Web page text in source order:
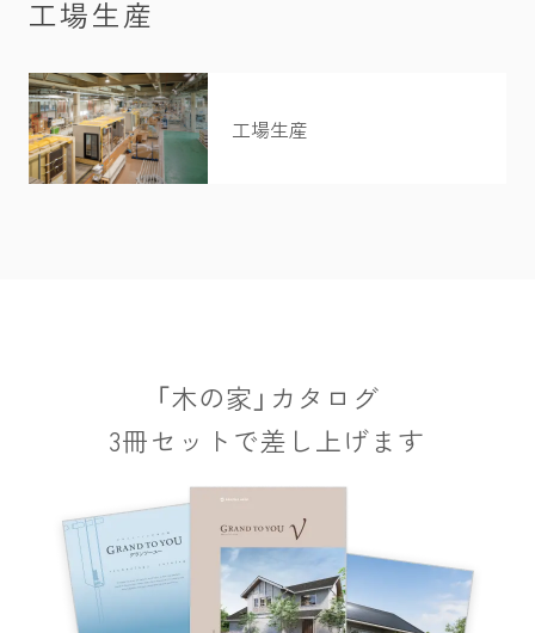
工場生産
工場生産
「木の家」カタログ
3冊セットで差し上げます